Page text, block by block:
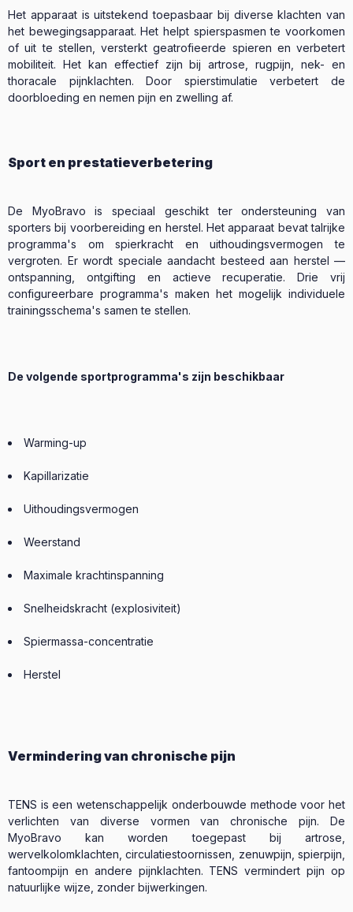
Het apparaat is uitstekend toepasbaar bij diverse klachten van
het bewegingsapparaat. Het helpt spierspasmen te voorkomen
of uit te stellen, versterkt geatrofieerde spieren en verbetert
mobiliteit. Het kan effectief zijn bij artrose, rugpijn, nek- en
thoracale pijnklachten. Door spierstimulatie verbetert de
doorbloeding en nemen pijn en zwelling af.
Sport en prestatieverbetering
De MyoBravo is speciaal geschikt ter ondersteuning van
sporters bij voorbereiding en herstel. Het apparaat bevat talrijke
programma's om spierkracht en uithoudingsvermogen te
vergroten. Er wordt speciale aandacht besteed aan herstel —
ontspanning, ontgifting en actieve recuperatie. Drie vrij
configureerbare programma's maken het mogelijk individuele
trainingsschema's samen te stellen.
De volgende sportprogramma's zijn beschikbaar
Warming-up
Kapillarizatie
Uithoudingsvermogen
Weerstand
Maximale krachtinspanning
Snelheidskracht (explosiviteit)
Spiermassa-concentratie
Herstel
Vermindering van chronische pijn
TENS is een wetenschappelijk onderbouwde methode voor het
verlichten van diverse vormen van chronische pijn. De
MyoBravo kan worden toegepast bij artrose,
wervelkolomklachten, circulatiestoornissen, zenuwpijn, spierpijn,
fantoompijn en andere pijnklachten. TENS vermindert pijn op
natuurlijke wijze, zonder bijwerkingen.